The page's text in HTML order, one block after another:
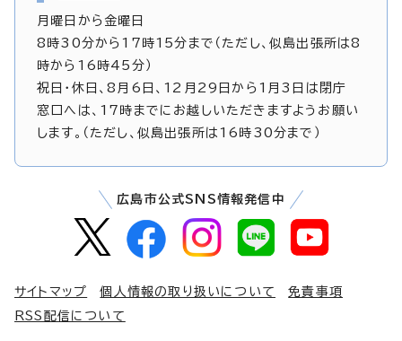
月曜日から金曜日
8時30分から17時15分まで（ただし、似島出張所は8
時から16時45分）
祝日・休日、8月6日、12月29日から1月3日は閉庁
窓口へは、17時までにお越しいただきますようお願い
します。（ただし、似島出張所は16時30分まで）
広島市公式SNS情報発信中
サイトマップ 個人情報の取り扱いについて
免責事項
RSS配信について